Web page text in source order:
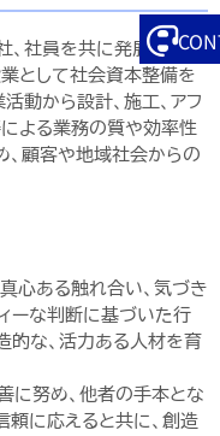
、社員を共に発展させる
として社会資本整備を
動から設計、施工、アフ
よる業務の質や効率性
、顧客や地域社会からの
心ある触れ合い、気づき
ーな判断に基づいた行
的な、活力ある人材を育
に努め、他者の手本とな
頼に応えると共に、創造